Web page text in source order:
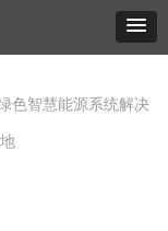
色智慧能源系统解决